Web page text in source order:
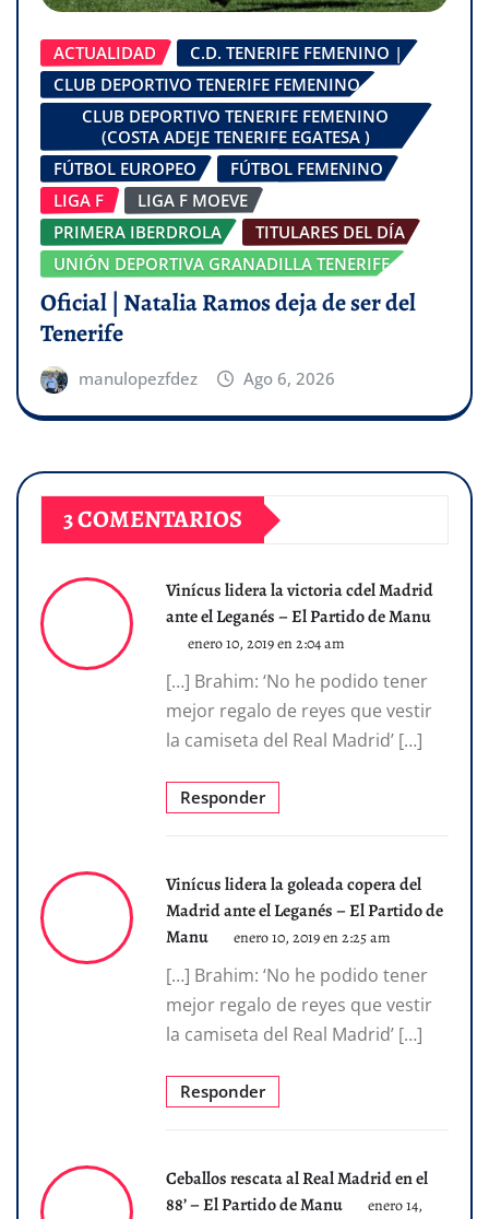
ACTUALIDAD
C.D. TENERIFE FEMENINO |
CLUB DEPORTIVO TENERIFE FEMENINO
CLUB DEPORTIVO TENERIFE FEMENINO
(COSTA ADEJE TENERIFE EGATESA )
FÚTBOL EUROPEO
FÚTBOL FEMENINO
LIGA F
LIGA F MOEVE
PRIMERA IBERDROLA
TITULARES DEL DÍA
UNIÓN DEPORTIVA GRANADILLA TENERIFE
Oficial | Natalia Ramos deja de ser del
Tenerife
manulopezfdez Ago 6, 2026
3 COMENTARIOS
Vinícus lidera la victoria cdel Madrid
ante el Leganés – El Partido de Manu
enero 10, 2019 en 2:04 am
[…] Brahim: ‘No he podido tener
mejor regalo de reyes que vestir
la camiseta del Real Madrid’ […]
Responder
Vinícus lidera la goleada copera del
Madrid ante el Leganés – El Partido de
Manu
enero 10, 2019 en 2:25 am
[…] Brahim: ‘No he podido tener
mejor regalo de reyes que vestir
la camiseta del Real Madrid’ […]
Responder
Ceballos rescata al Real Madrid en el
88’ – El Partido de Manu
enero 14,